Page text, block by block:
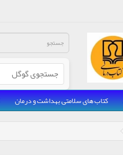
کتاب های سلامتی, بهداشت و درمان